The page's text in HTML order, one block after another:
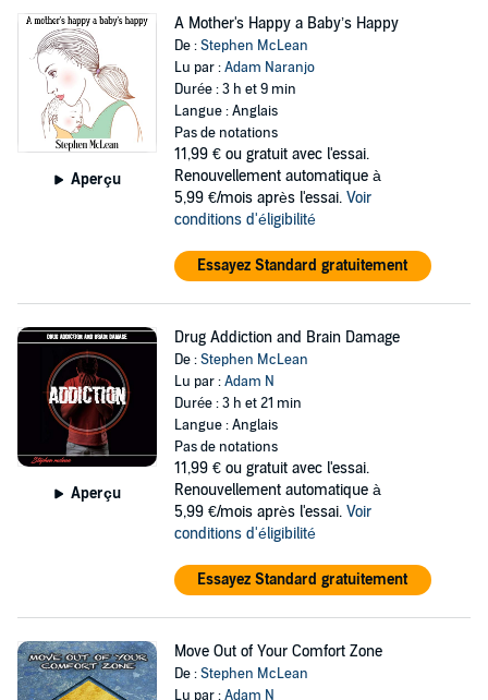
Aperçu
A Mother's Happy a Baby’s Happy
De :Stephen McLean
Lu par :Adam Naranjo
Durée : 3 h et 9 min
Langue : Anglais
Pas de notations
11,99 € ou gratuit avec l'essai.
Renouvellement automatique à
5,99 €/mois après l'essai. Voir
conditions d'éligibilité
Essayez Standard gratuitement
Aperçu
Drug Addiction and Brain Damage
De :Stephen McLean
Lu par :Adam N
Durée : 3 h et 21 min
Langue : Anglais
Pas de notations
11,99 € ou gratuit avec l'essai.
Renouvellement automatique à
5,99 €/mois après l'essai. Voir
conditions d'éligibilité
Essayez Standard gratuitement
Move Out of Your Comfort Zone
De :Stephen McLean
Lu par :Adam N